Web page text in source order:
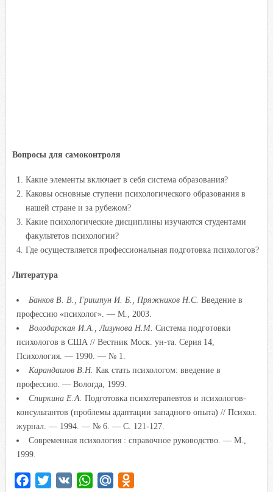
Вопросы для самоконтроля
Какие элементы включает в себя система образования?
Каковы основные ступени психологического образования в
нашей стране и за рубежом?
Какие психологические дисциплины изучаются студентами
факультетов психологии?
Где осуществляется профессиональная подготовка психологов?
Литература
Банков В. В., Гришпун И. Б., Пряжников Н.С. Введение в
профессию «психолог». — М., 2003.
Володарская И.А., Лизунова Н.М. Система подготовки
психологов в США // Вестник Моск. ун-та. Серия 14,
Психология. — 1990. — № 1.
Карандашов В.Н. Как стать психологом: введение в
профессию. — Вологда, 1999.
Спиркина Е.А. Подготовка психотерапевтов и психологов-
консультантов (проблемы адаптации западного опыта) // Психол.
журнал. — 1994. — № 6. — С. 121-127.
Современная психология : справочное руководство. — М.,
1999.
W